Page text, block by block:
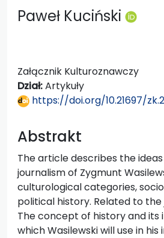
Paweł Kuciński
Załącznik Kulturoznawczy
Dział:Artykuły
https://doi.org/10.21697/
Abstrakt
The article describes the
journalism of Zygmunt
culturological categories,
political history. Related to
The concept of history and
which Wasilewski will use in